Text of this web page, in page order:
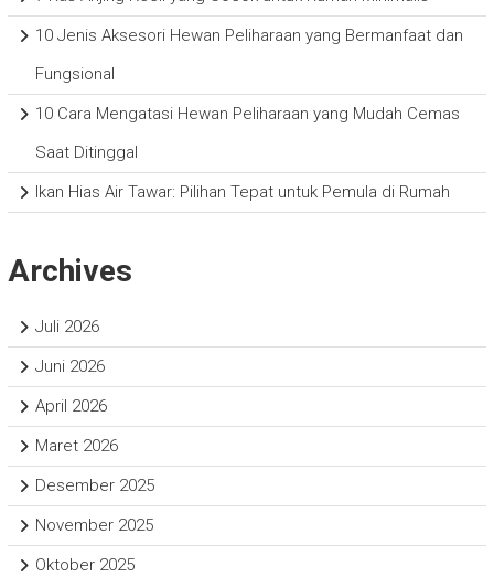
10 Jenis Aksesori Hewan Peliharaan yang Bermanfaat dan
Fungsional
10 Cara Mengatasi Hewan Peliharaan yang Mudah Cemas
Saat Ditinggal
Ikan Hias Air Tawar: Pilihan Tepat untuk Pemula di Rumah
Archives
Juli 2026
Juni 2026
April 2026
Maret 2026
Desember 2025
November 2025
Oktober 2025